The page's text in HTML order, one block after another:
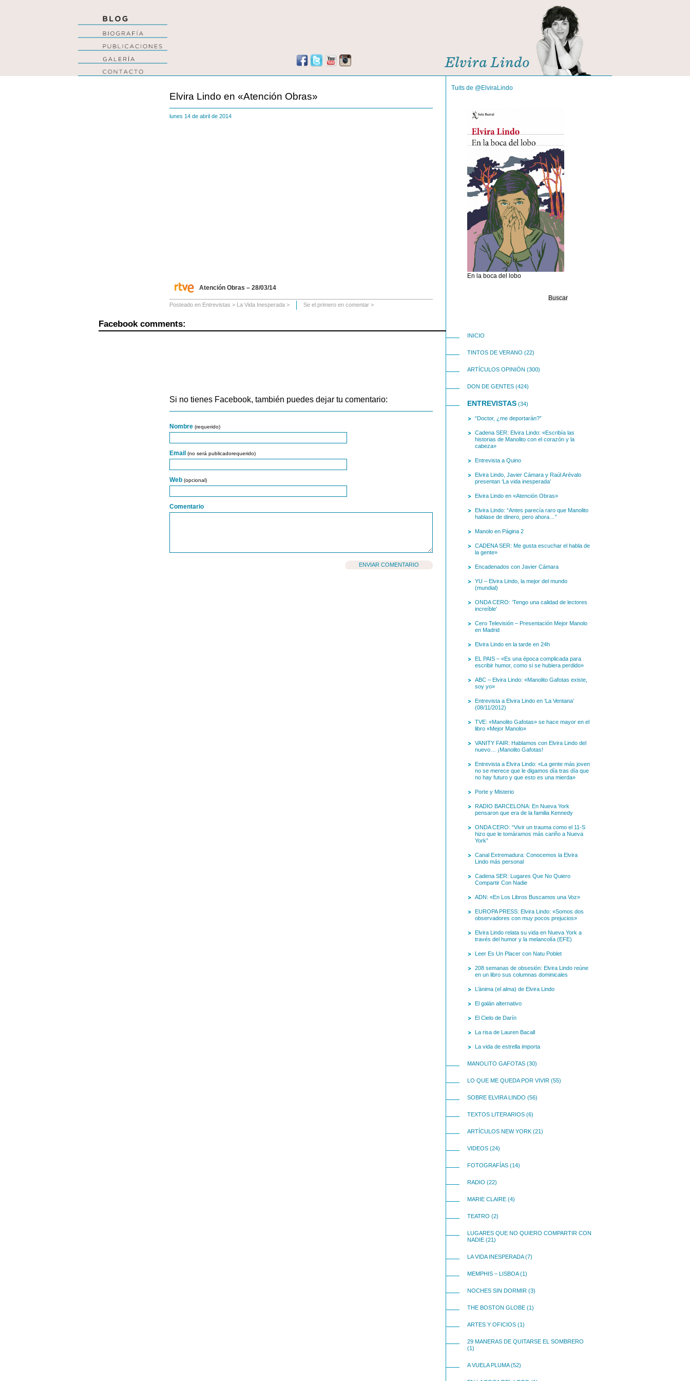
Elvira Lindo en «Atención Obras»
lunes 14 de abril de 2014
Atención Obras – 28/03/14
Posteado en Entrevistas > La Vida Inesperada > Se el primero en comentar >
Facebook comments:
Si no tienes Facebook, también puedes dejar tu comentario:
Nombre (requerido)
Email (no será publicadorequerido)
Web (opcional)
Comentario
Tuits de @ElviraLindo
En la boca del lobo
INICIO
TINTOS DE VERANO (22)
ARTÍCULOS OPINIÓN (300)
DON DE GENTES (424)
ENTREVISTAS (34)
“Doctor, ¿me deportarán?”
Cadena SER: Elvira Lindo: «Escribía las
historias de Manolito con el corazón y la
cabeza»
Entrevista a Quino
Elvira Lindo, Javier Cámara y Raúl Arévalo
presentan ‘La vida inesperada’
Elvira Lindo en «Atención Obras»
Elvira Lindo: “Antes parecía raro que Manolito
hablase de dinero, pero ahora…”
Manolo en Página 2
CADENA SER: Me gusta escuchar el habla de
la gente»
Encadenados con Javier Cámara
YU – Elvira Lindo, la mejor del mundo
(mundial)
ONDA CERO: ‘Tengo una calidad de lectores
increíble’
Cero Televisión – Presentación Mejor Manolo
en Madrid
Elvira Lindo en la tarde en 24h
EL PAIS – «Es una época complicada para
escribir humor, como si se hubiera perdido»
ABC – Elvira Lindo: «Manolito Gafotas existe,
soy yo»
Entrevista a Elvira Lindo en ‘La Ventana’
(08/11/2012)
TVE: «Manolito Gafotas» se hace mayor en el
libro «Mejor Manolo»
VANITY FAIR: Hablamos con Elvira Lindo del
nuevo… ¡Manolito Gafotas!
Entrevista a Elvira Lindo: «La gente más joven
no se merece que le digamos día tras día que
no hay futuro y que esto es una mierda»
Porte y Misterio
RADIO BARCELONA: En Nueva York
pensaron que era de la familia Kennedy
ONDA CERO: “Vivir un trauma como el 11-S
hizo que le tomáramos más cariño a Nueva
York”
Canal Extremadura: Conocemos la Elvira
Lindo más personal
Cadena SER: Lugares Que No Quiero
Compartir Con Nadie
ADN: «En Los Libros Buscamos una Voz»
EUROPA PRESS: Elvira Lindo: «Somos dos
observadores con muy pocos prejucios»
Elvira Lindo relata su vida en Nueva York a
través del humor y la melancolía (EFE)
Leer Es Un Placer con Natu Poblet
208 semanas de obsesión: Elvira Lindo reúne
en un libro sus columnas dominicales
L’ànima (el alma) de Elvira Lindo
El galán alternativo
El Cielo de Darín
La risa de Lauren Bacall
La vida de estrella importa
MANOLITO GAFOTAS (30)
LO QUE ME QUEDA POR VIVIR (55)
SOBRE ELVIRA LINDO (56)
TEXTOS LITERARIOS (6)
ARTÍCULOS NEW YORK (21)
VIDEOS (24)
FOTOGRAFÍAS (14)
RADIO (22)
MARIE CLAIRE (4)
TEATRO (2)
LUGARES QUE NO QUIERO COMPARTIR CON
NADIE (21)
LA VIDA INESPERADA(7)
MEMPHIS – LISBOA(1)
NOCHES SIN DORMIR (3)
THE BOSTON GLOBE (1)
ARTES Y OFICIOS (1)
29 MANERAS DE QUITARSE EL SOMBRERO
(1)
A VUELA PLUMA(52)